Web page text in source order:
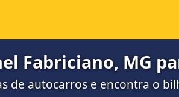
Fabriciano, MG
de autocarros e encontra o